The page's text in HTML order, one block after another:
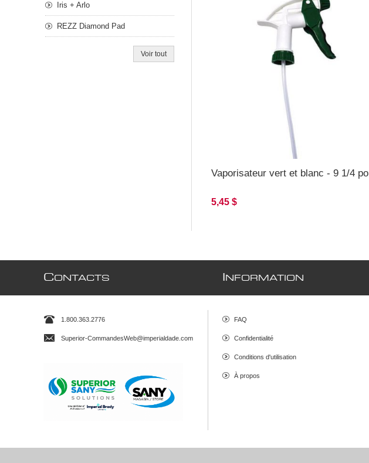
Vaporisateur vert et blanc - 9 1/4 po
5,45 $
Iris + Arlo
REZZ Diamond Pad
Voir tout
CONTACTS
1.800.363.2776
Superior-CommandesWeb@imperialdade.com
NFORMATION
FAQ
Confidentialité
Conditions d'utilisation
À propos